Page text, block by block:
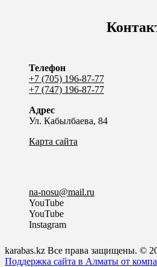
Телефон
+7 (705) 196-87-77
+7 (747) 196-87-77
Адрес
Ул. Кабылбаева, 84
Карта сайта
na-nosu@mail.ru
YouTube
YouTube
Instagram
karabas.kz Все права защищены. ©
Поддержка сайта в Алматы от